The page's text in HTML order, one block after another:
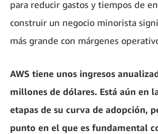
para reducir gastos y tiempos de
construir un negocio minorista
más grande con márgenes
AWS tiene unos ingresos
millones de dólares. Está aún en
etapas de su curva de adopción,
punto en el que es fundamental